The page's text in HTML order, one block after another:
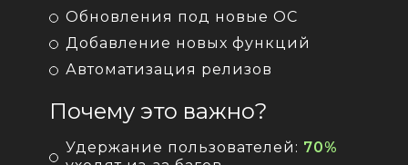
Автоматизация релизов
Добавление новых функций
Обновления под новые ОС
Почему это важно?
Удержание пользователей: 70%